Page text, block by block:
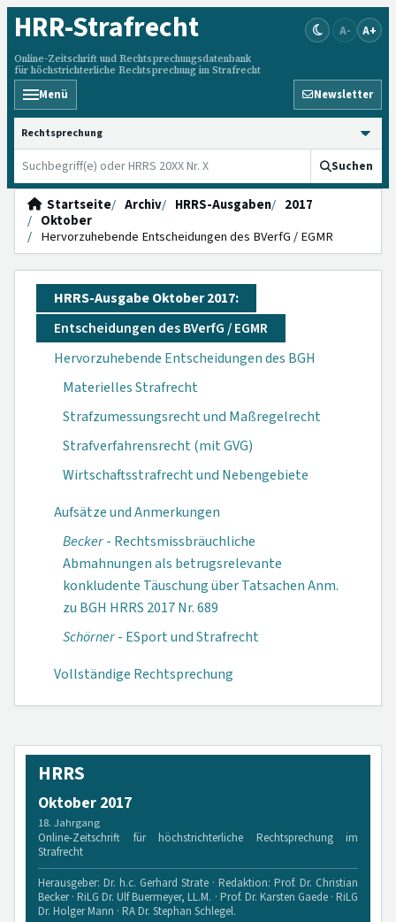
HRR-Strafrecht
Online-Zeitschrift und Rechtsprechungsdatenbank
für höchstrichterliche Rechtsprechung im Strafrecht
A- A+
Menü Newsletter
HRRS durchsuchen
Suchen
Startseite Archiv HRRS-Ausgaben
2017
Oktober
Hervorzuhebende Entscheidungen des BVerfG / EGMR
HRRS-Ausgabe Oktober 2017:
Entscheidungen des BVerfG / EGMR
Hervorzuhebende Entscheidungen des BGH
Materielles Strafrecht
Strafzumessungsrecht und Maßregelrecht
Strafverfahrensrecht (mit GVG)
Wirtschaftsstrafrecht und Nebengebiete
Aufsätze und Anmerkungen
Becker- Rechtsmissbräuchliche
Abmahnungen als betrugsrelevante
konkludente Täuschung über Tatsachen Anm.
zu BGH HRRS 2017 Nr. 689
Schörner- ESport und Strafrecht
Vollständige Rechtsprechung
HRRS
Oktober 2017
18. Jahrgang
Online-Zeitschrift für höchstrichterliche Rechtsprechung im
Strafrecht
Herausgeber: Dr. h.c. Gerhard Strate · Redaktion: Prof. Dr. Christian
Becker · RiLG Dr. Ulf Buermeyer, LL.M. · Prof. Dr. Karsten Gaede · RiLG
Dr. Holger Mann · RA Dr. Stephan Schlegel.